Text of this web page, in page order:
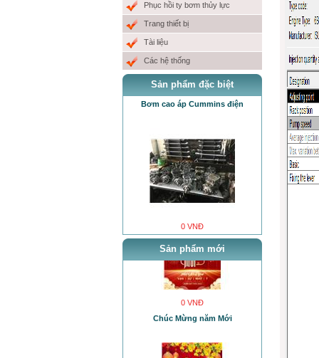
Phục hồi ty bơm thủy lực
Trang thiết bị
Tài liệu
Các hệ thống
Sản phẩm đặc biệt
Bơm cao áp Cummins điện
0 VNĐ
Sản phẩm mới
Cơ Sở MƯỞI NHỎ sẽ khai trương
vào ngày mùng 6 tết Quí Mão 2023.
0 VNĐ
Chúc Mừng năm Mới